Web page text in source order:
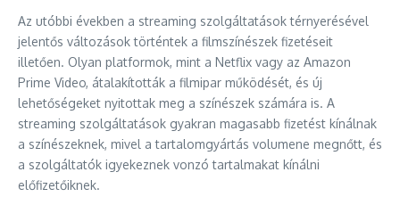
Az utóbbi években a streaming szolgáltatások térnyerésével
jelentős változások történtek a filmszínészek fizetéseit
illetően. Olyan platformok, mint a Netflix vagy az Amazon
Prime Video, átalakították a filmipar működését, és új
lehetőségeket nyitottak meg a színészek számára is. A
streaming szolgáltatások gyakran magasabb fizetést kínálnak
a színészeknek, mivel a tartalomgyártás volumene megnőtt, és
a szolgáltatók igyekeznek vonzó tartalmakat kínálni
előfizetőiknek.